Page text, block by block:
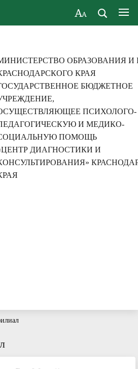
ОБРАЗОВАНИЯ И
КРАЯ
БЮДЖЕТНОЕ
ПСИХОЛОГО-
И МЕДИКО-
ПОМОЩЬ
ДИАГНОСТИКИ И